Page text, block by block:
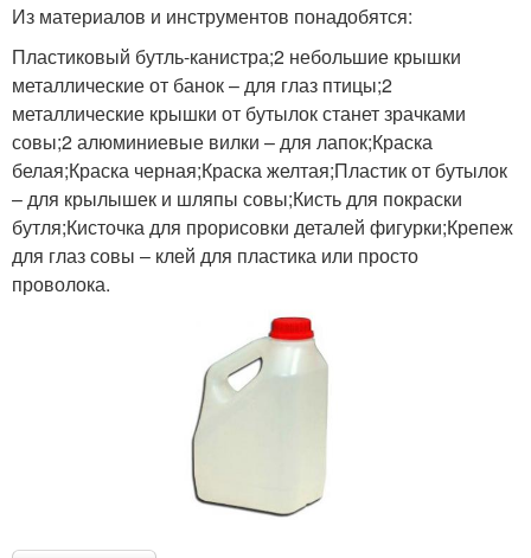
Из материалов и инструментов понадобятся:
Пластиковый бутль-канистра;2 небольшие крышки
металлические от банок – для глаз птицы;2
металлические крышки от бутылок станет зрачками
совы;2 алюминиевые вилки – для лапок;Краска
белая;Краска черная;Краска желтая;Пластик от бутылок
– для крылышек и шляпы совы;Кисть для покраски
бутля;Кисточка для прорисовки деталей фигурки;Крепеж
для глаз совы – клей для пластика или просто
проволока.